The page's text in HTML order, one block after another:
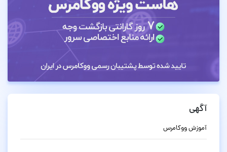
آگهی
آموزش ووکامرس